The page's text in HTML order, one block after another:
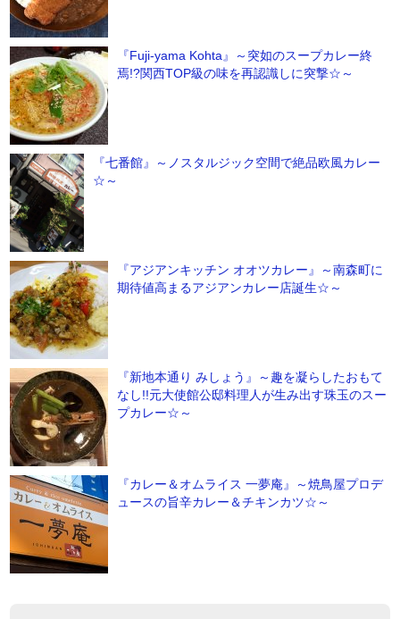
『Fuji-yama Kohta』～突如のスープカレー終
焉!?関西TOP級の味を再認識しに突撃☆～
『七番館』～ノスタルジック空間で絶品欧風カレー
☆～
『アジアンキッチン オオツカレー』～南森町に
期待値高まるアジアンカレー店誕生☆～
『新地本通り みしょう』～趣を凝らしたおもて
なし!!元大使館公邸料理人が生み出す珠玉のスー
プカレー☆～
『カレー＆オムライス 一夢庵』～焼鳥屋プロデ
ュースの旨辛カレー＆チキンカツ☆～